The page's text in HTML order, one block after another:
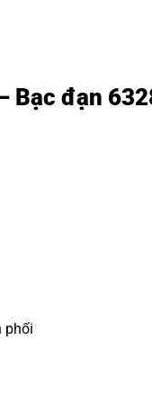
Bạc đạn
phối